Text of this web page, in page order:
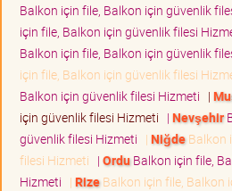
Balkon için file, Balkon için güvenlik
için file, Balkon için güvenlik filesi
Balkon için file, Balkon için güvenlik
için file, Balkon için güvenlik filesi
Balkon için güvenlik filesi Hizmeti |
için güvenlik filesi Hizmeti | Nevşehir
güvenlik filesi Hizmeti | NiğdeBalkon
filesi Hizmeti | OrduBalkon için file,
Hizmeti | RizeBalkon için file, Balkon